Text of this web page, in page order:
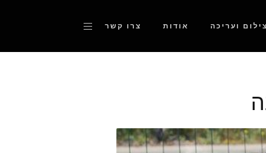
ועריכה אודות צרו קשר